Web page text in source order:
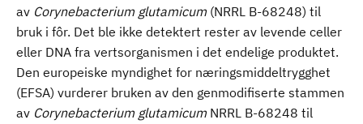
av Corynebacterium glutamicum(NRRL B-68248) til
bruk i fôr. Det ble ikke detektert rester av levende celler
eller DNA fra vertsorganismen i det endelige produktet.
Den europeiske myndighet for næringsmiddeltrygghet
(EFSA) vurderer bruken av den genmodifiserte stammen
av Corynebacterium glutamicumNRRL B-68248 til